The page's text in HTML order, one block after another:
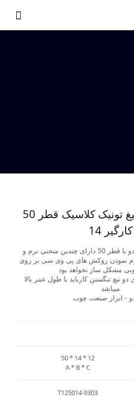
نام محصول : تیغ تونیک کلاسیک قطر 50
کارگیر 14
تیغ تونیک کلاسیک تورنادو با قطر 50 دارای چندین منحنی نرم و
نمودن روکش های پی وی سی بر روی
مشکل ساز نخواهد بود
دو تیغ تنگستن کارباید با طول عمر بالا
میباشد
- ابزار صنعت چوب
50 * 14 * 12
A * B * C
T125014-9303